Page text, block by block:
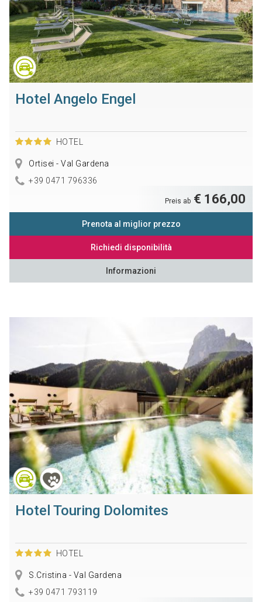
Hotel Angelo Engel
HOTEL
Ortisei - Val Gardena
+39 0471 796336
Preis ab € 166,00
Prenota al miglior prezzo
Richiedi disponibilità
Informazioni
Hotel Touring Dolomites
HOTEL
S.Cristina - Val Gardena
+39 0471 793119